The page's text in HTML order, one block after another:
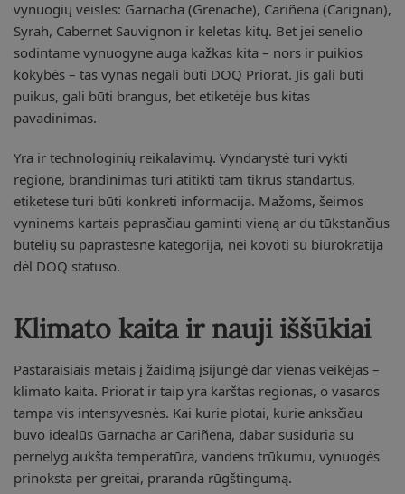
vynuogių veislės: Garnacha (Grenache), Cariñena (Carignan),
Syrah, Cabernet Sauvignon ir keletas kitų. Bet jei senelio
sodintame vynuogyne auga kažkas kita – nors ir puikios
kokybės – tas vynas negali būti DOQ Priorat. Jis gali būti
puikus, gali būti brangus, bet etiketėje bus kitas
pavadinimas.
Yra ir technologinių reikalavimų. Vyndarystė turi vykti
regione, brandinimas turi atitikti tam tikrus standartus,
etiketėse turi būti konkreti informacija. Mažoms, šeimos
vyninėms kartais paprasčiau gaminti vieną ar du tūkstančius
butelių su paprastesne kategorija, nei kovoti su biurokratija
dėl DOQ statuso.
Klimato kaita ir nauji iššūkiai
Pastaraisiais metais į žaidimą įsijungė dar vienas veikėjas –
klimato kaita. Priorat ir taip yra karštas regionas, o vasaros
tampa vis intensyvesnės. Kai kurie plotai, kurie anksčiau
buvo idealūs Garnacha ar Cariñena, dabar susiduria su
pernelyg aukšta temperatūra, vandens trūkumu, vynuogės
prinoksta per greitai, praranda rūgštingumą.